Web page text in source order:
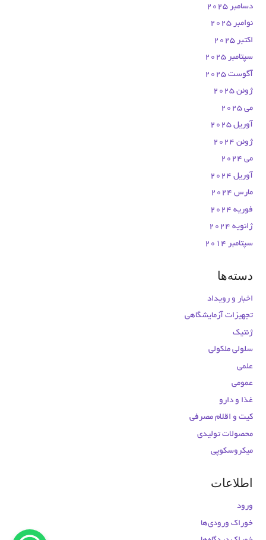
دسامبر 2025
نوامبر 2025
اکتبر 2025
سپتامبر 2025
آگوست 2025
ژوئن 2025
می 2025
آوریل 2025
ژوئن 2024
می 2024
آوریل 2024
مارس 2024
فوریه 2024
ژانویه 2024
سپتامبر 2014
دسته‌ها
اخبار و رویداد
تجهیزات آزمایشگاهی
ژنتیک
سلولی ملکولی
علمی
عمومی
غذا و دارو
کیت و اقلام مصرفی
محصولات تولیدی
میکروسکوپی
اطلاعات
ورود
خوراک ورودی‌ها